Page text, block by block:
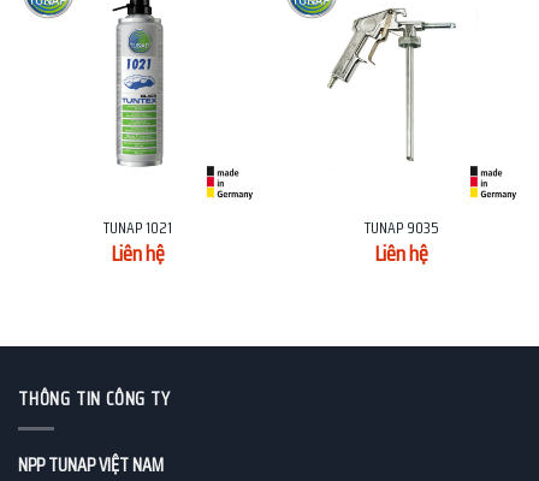
TUNAP 1021
Liên hệ
TUNAP 9035
Liên hệ
THÔNG TIN CÔNG TY
NPP TUNAP VIỆT NAM